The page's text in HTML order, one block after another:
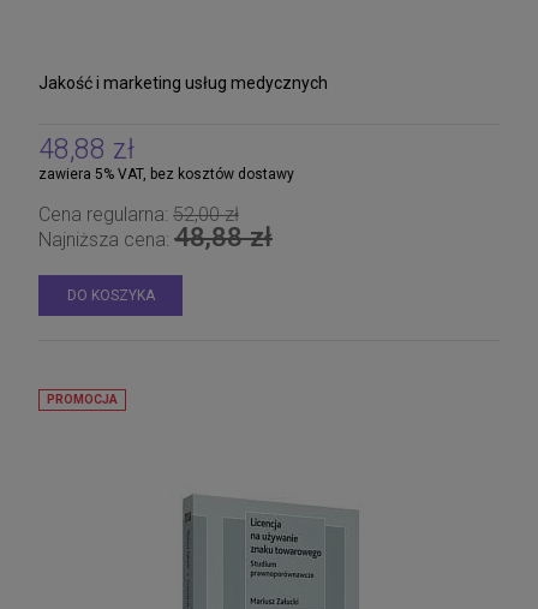
Jakość i marketing usług medycznych
48,88 zł
zawiera 5% VAT, bez kosztów dostawy
Cena regularna: 52,00 zł
Najniższa cena: 48,88 zł
DO KOSZYKA
PROMOCJA